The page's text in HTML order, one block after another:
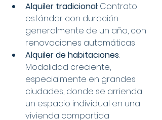
Alquiler tradicional: Contrato
estándar con duración
generalmente de un año, con
renovaciones automáticas
Alquiler de habitaciones:
Modalidad creciente,
especialmente en grandes
ciudades, donde se arrienda
un espacio individual en una
vivienda compartida